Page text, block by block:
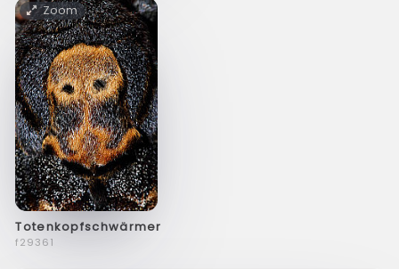
Zoom
Totenkopfschwärmer
f29361